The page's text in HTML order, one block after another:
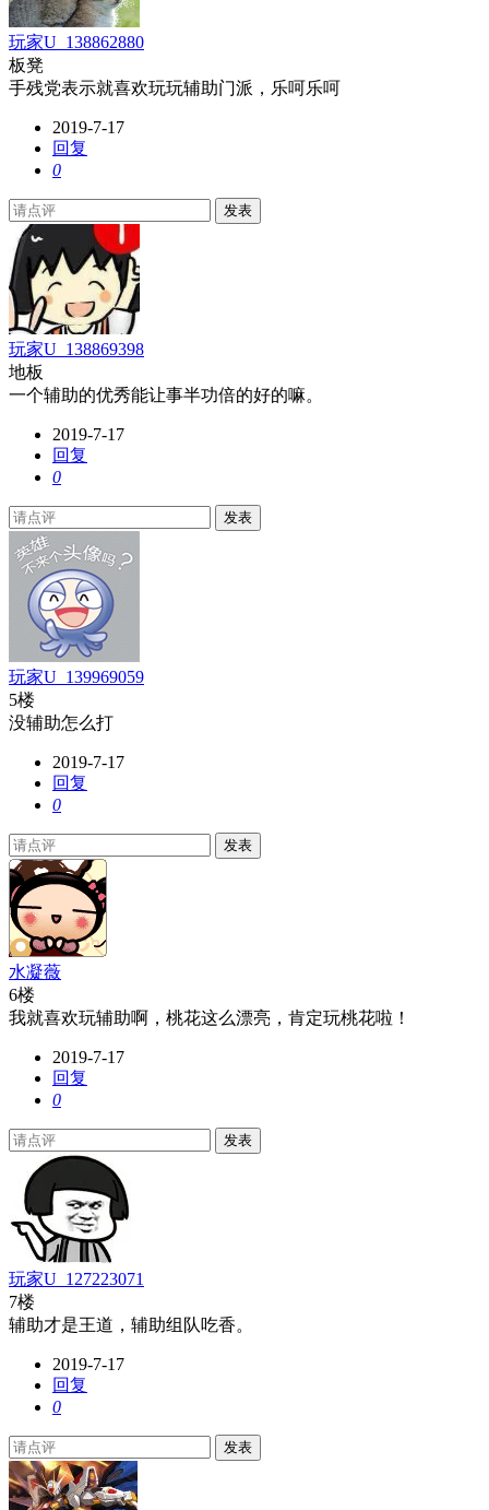
玩家U_138862880
板凳
手残党表示就喜欢玩玩辅助门派，乐呵乐呵
2019-7-17
回复
0
发表
玩家U_138869398
地板
一个辅助的优秀能让事半功倍的好的嘛。
2019-7-17
回复
0
发表
玩家U_139969059
5楼
没辅助怎么打
2019-7-17
回复
0
发表
水凝薇
6楼
我就喜欢玩辅助啊，桃花这么漂亮，肯定玩桃花啦！
2019-7-17
回复
0
发表
玩家U_127223071
7楼
辅助才是王道，辅助组队吃香。
2019-7-17
回复
0
发表